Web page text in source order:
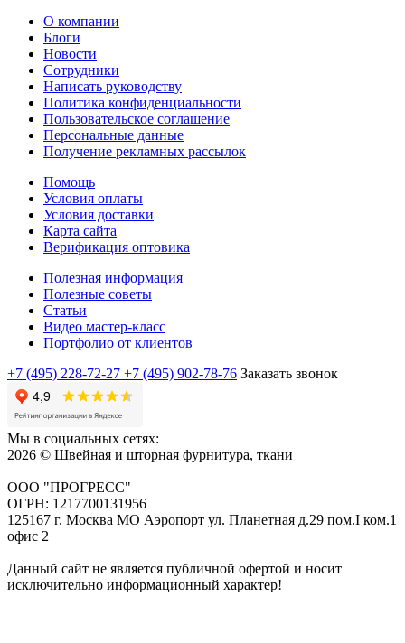
О компании
Блоги
Новости
Сотрудники
Написать руководству
Политика конфиденциальности
Пользовательское соглашение
Персональные данные
Получение рекламных рассылок
Помощь
Условия оплаты
Условия доставки
Карта сайта
Верификация оптовика
Полезная информация
Полезные советы
Статьи
Видео мастер-класс
Портфолио от клиентов
+7 (495) 228-72-27 +7 (495) 902-78-76 Заказать звонок
Мы в социальных сетях:
2026 © Швейная и шторная фурнитура, ткани
ООО "ПРОГРЕСС"
ОГРН: 1217700131956
125167 г. Москва МО Аэропорт ул. Планетная д.29 пом.I ком.1
офис 2
Данный сайт не является публичной офертой и носит
исключительно информационный характер!